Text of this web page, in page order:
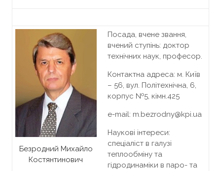
Безродний Михайло
Костянтинович
Посада, вчене звання,
вчений ступінь: доктор
технічних наук, професор.
Контактна адреса: м. Київ
– 56, вул. Політехнічна, 6,
корпус №5, кiмн.425
e-mail: m.bezrodny@kpi.ua
Наукові інтереси:
спеціаліст в галузі
теплообміну та
гідродинаміки в паро- та